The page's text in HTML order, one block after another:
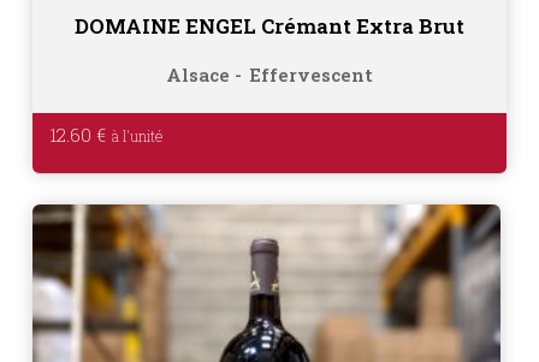
DOMAINE ENGEL Crémant Extra Brut
Alsace Effervescent
12.60 €